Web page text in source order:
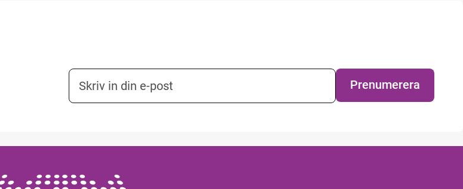
E-postadress nyhetsbrevsprenumeration
Prenumerera